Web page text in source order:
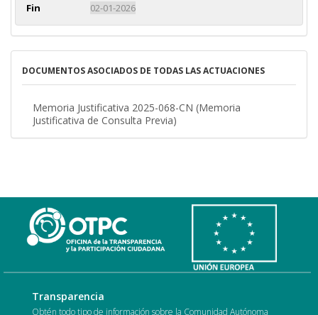
Fin
02-01-2026
DOCUMENTOS ASOCIADOS DE TODAS LAS ACTUACIONES
Memoria Justificativa 2025-068-CN (Memoria
Justificativa de Consulta Previa)
Transparencia
Obtén todo tipo de información sobre la Comunidad Autónoma